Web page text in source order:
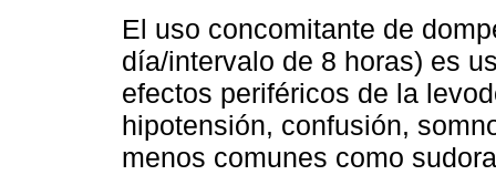
El uso concomitante de
día/intervalo de 8 horas) es
efectos periféricos de la
hipotensión, confusión,
menos comunes como